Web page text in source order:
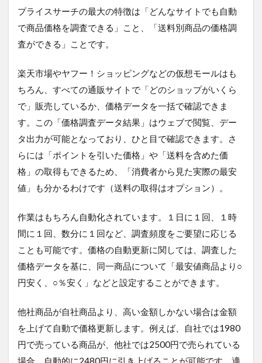
プライスサーチの最大の特徴は「どんなサイトでも自動
で商品価格を調査できる」こと、「送料別商品の価格調
査ができる」ことです。
楽天市場やヤフー！ショッピングなどの仮想モールはも
ちろん、すべての通販サイトで「どのショップがいくら
で」販売しているか、価格データを一括で確認できま
す。この「価格調査データ結果」はウェブで閲覧、デー
タ出力が可能となっており、ひと目で確認できます。さ
らには「ポイントを引いた価格」や「送料を含めた価
格」の取得もできるため、「消費者から見た実際の最安
値」も分かるわけです（送料の取得はオプション）。
作業はもちろん自動化されています。１日に１回、１時
間に１回、数分に１回など、調査頻度をご要望に応じる
ことも可能です。価格の自動更新に関しては、調査した
価格データを基に、同一商品について「最安値商品より○
円安く、○％安く」などと設定することができます。
他社商品が自社商品より、高い金額しかない場合は金額
を上げて自動で価格更新します。例えば、自社では1980
円で売っている商品が、他社では2500円で売られている
場合、自動的に2480円に引き上げることが可能です。適